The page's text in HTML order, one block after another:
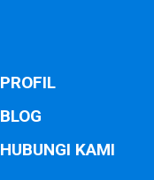
PROFIL
BLOG
HUBUNGI KAMI